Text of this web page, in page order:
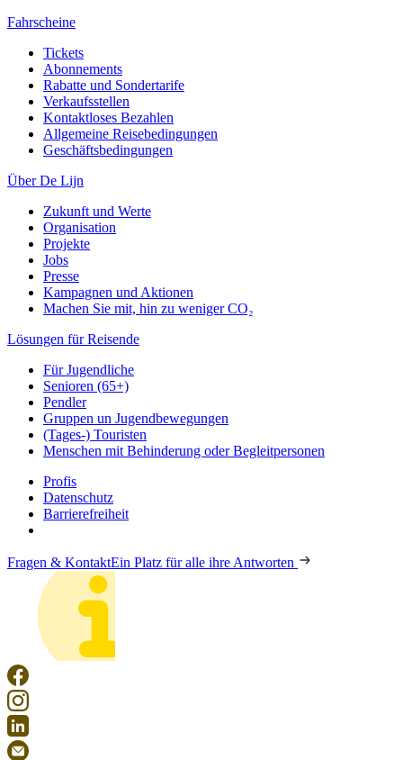
Fahrscheine
Tickets
Abonnements
Rabatte und Sondertarife
Verkaufsstellen
Kontaktloses Bezahlen
Allgemeine Reisebedingungen
Geschäftsbedingungen
Über De Lijn
Zukunft und Werte
Organisation
Projekte
Jobs
Presse
Kampagnen und Aktionen
Machen Sie mit, hin zu weniger CO₂
Lösungen für Reisende
Für Jugendliche
Senioren (65+)
Pendler
Gruppen un Jugendbewegungen
(Tages-) Touristen
Menschen mit Behinderung oder Begleitpersonen
Profis
Datenschutz
Barrierefreiheit
Fragen & KontaktEin Platz für alle ihre Antworten